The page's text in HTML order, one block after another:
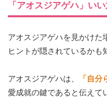
「アオスジアゲハ」い
アオスジアゲハを見かけた
ヒントが隠されているかも
アオスジアゲハは、 「自分
愛成就の鍵であると伝えて